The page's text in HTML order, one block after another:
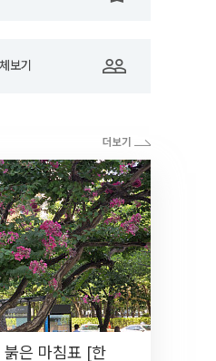
보기
붉은 마침표 [한